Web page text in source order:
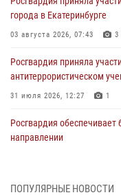
города в Екатеринбурге
03 августа 2026, 07:43 3
Росгвардия приняла
антитеррористическом
31 июля 2026, 12:27 1
Росгвардия
направлении
Представитель
ПОПУЛЯРНЫЕ НОВОСТИ